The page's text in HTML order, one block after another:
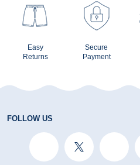
Easy
Returns
Secure
Payment
FOLLOW US